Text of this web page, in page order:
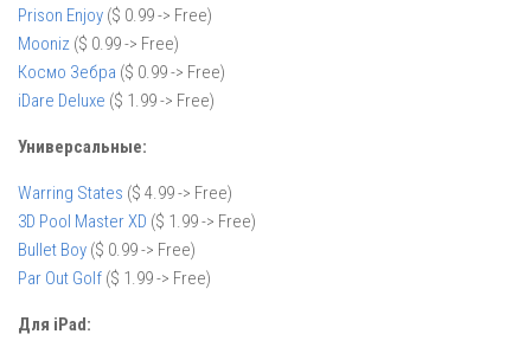
Prison Enjoy ($ 0.99 -> Free)
Mooniz ($ 0.99 -> Free)
Космо Зебра ($ 0.99 -> Free)
iDare Deluxe ($ 1.99 -> Free)
Универсальные:
Warring States ($ 4.99 -> Free)
3D Pool Master XD ($ 1.99 -> Free)
Bullet Boy ($ 0.99 -> Free)
Par Out Golf ($ 1.99 -> Free)
Для iPad: